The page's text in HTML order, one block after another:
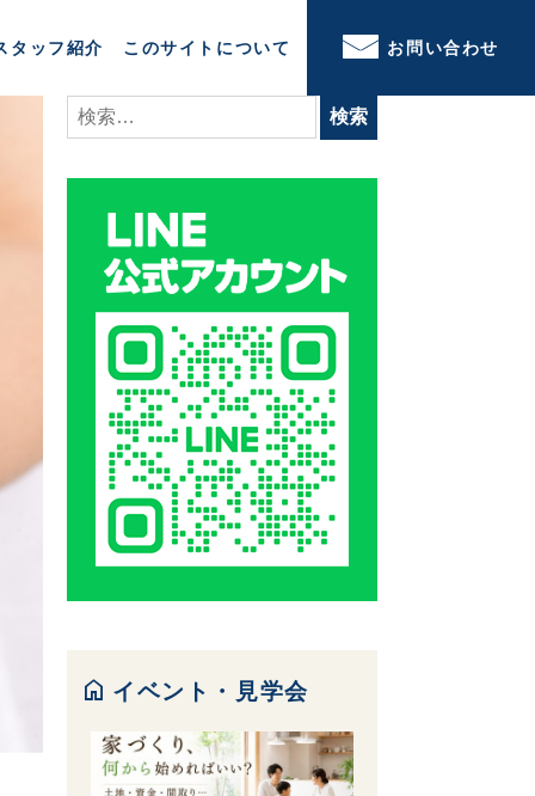
タッフ紹介 このサイトについて お問い合わせ
検
索:
home イベント・見学会